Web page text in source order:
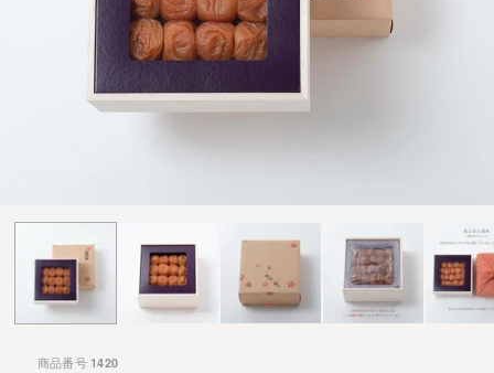
商品番号 1420